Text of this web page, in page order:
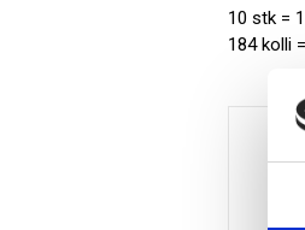
10 stk =
184 kolli